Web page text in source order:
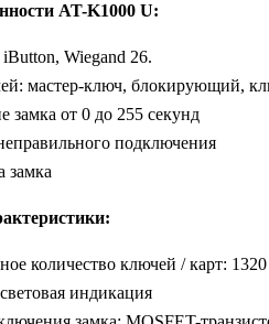
AT-K1000 U:
Wiegand 26.
мастер-ключ, блокирующий,
замка от 0 до 255 секунд
подключения
замка
количество ключей / карт: 1320
индикация